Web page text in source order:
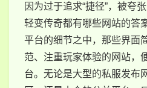
因为过于追求“捷径”，被夸
轻变传奇都有哪些网站的答
平台的细节之中，那些界面
范、注重玩家体验的网站，
台。无论是大型的私服发布